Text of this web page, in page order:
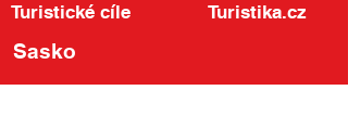
Turistické cíle Turistika.cz
Sasko